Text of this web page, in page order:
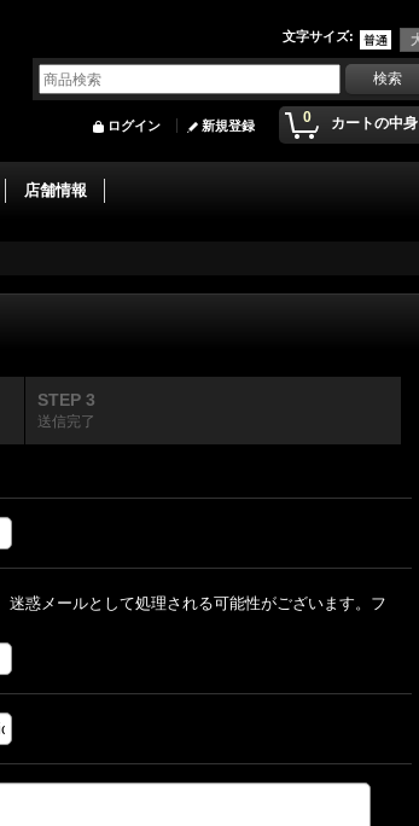
文字サイズ:
0 カートの中身
ログイン 新規登録
店舗情報
STEP 3
送信完了
惑メールとして処理される可能性がございます。フ